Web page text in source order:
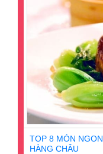
TOP 8 MÓN
HÀNG CHÂU